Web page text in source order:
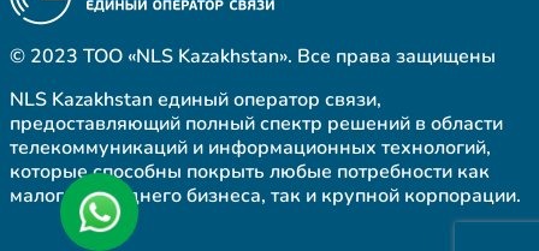
© 2023 ТОО «NLS Kazakhstan». Все права защищены
NLS Kazakhstan единый оператор связи,
предоставляющий полный спектр решений в области
телекоммуникаций и информационных технологий,
которые способны покрыть любые потребности как
малого и среднего бизнеса, так и крупной корпорации.